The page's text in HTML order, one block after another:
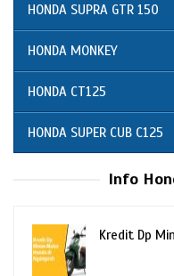
HONDA SUPRA GTR 150
HONDA MONKEY
HONDA CT125
HONDA SUPER CUB C125
Info
Kredit Dp